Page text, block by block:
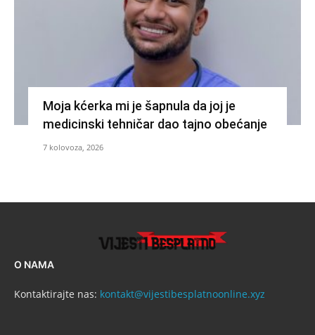
Moja kćerka mi je šapnula da joj je
medicinski tehničar dao tajno obećanje
7 kolovoza, 2026
O NAMA
Kontaktirajte nas: kontakt@vijestibesplatnoonline.xyz